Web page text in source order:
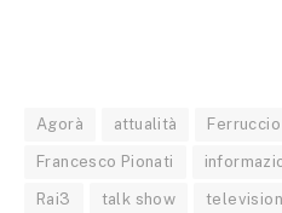
Agorà attualità
Francesco Pionati
Rai3 talk show